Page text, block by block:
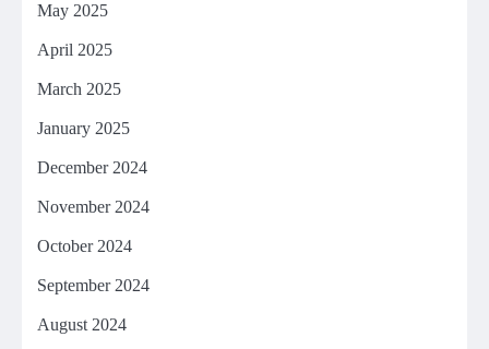
May 2025
April 2025
March 2025
January 2025
December 2024
November 2024
October 2024
September 2024
August 2024